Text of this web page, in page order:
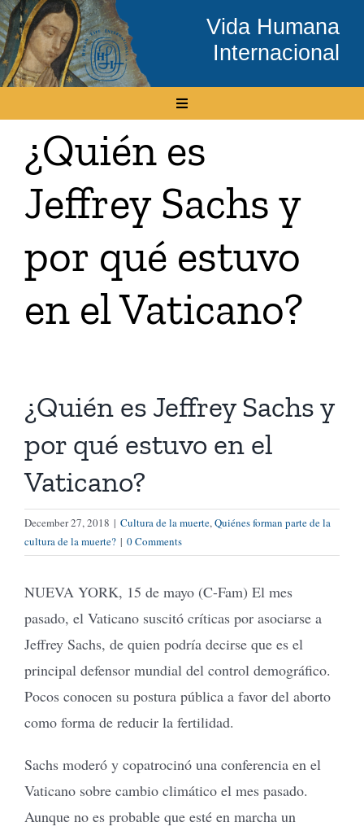
Skip
to
content
Vida Humana
Internacional
Toggle
Inicio
Conócenos
Temas
Boletín Electrónico
Tienda Virtual
Cómo Donar
¿Quién es
Jeffrey Sachs y
por qué estuvo
en el Vaticano?
¿Quién es Jeffrey Sachs y
por qué estuvo en el
Vaticano?
December 27, 2018 | Cultura de la muerte, Quiénes forman parte de la
cultura de la muerte? | 0 Comments
NUEVA YORK, 15 de mayo (C-Fam) El mes
pasado, el Vaticano suscitó críticas por asociarse a
Jeffrey Sachs, de quien podría decirse que es el
principal defensor mundial del control demográfico.
Pocos conocen su postura pública a favor del aborto
como forma de reducir la fertilidad.
Sachs moderó y copatrocinó una conferencia en el
Vaticano sobre cambio climático el mes pasado.
Aunque no es probable que esté en marcha un